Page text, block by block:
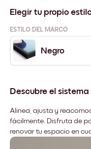
Elegir tu propio
ESTILO DEL MARCO
Negro
Descubre el
Alinea, ajusta y
fácilmente. Disfruta de
renovar tu espacio en